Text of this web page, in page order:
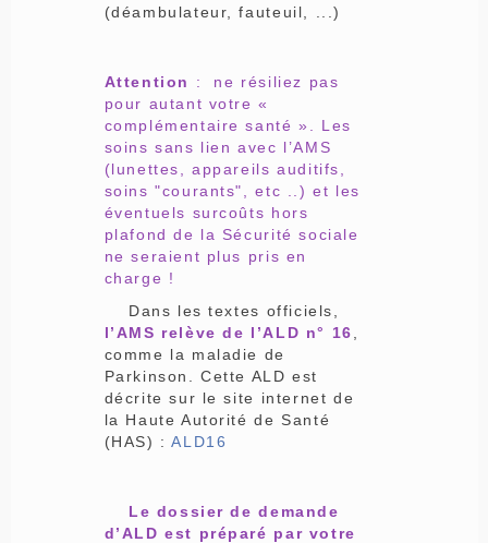
(déambulateur, fauteuil, ...)
Attention
: ne résiliez pas
pour autant votre «
complémentaire santé ». Les
soins sans lien avec l’AMS
(lunettes, appareils auditifs,
soins "courants", etc ..) et les
éventuels surcoûts hors
plafond de la Sécurité sociale
ne seraient plus pris en
charge !
Dans les textes officiels,
l’AMS relève de l’ALD n° 16
comme la maladie de
Parkinson. Cette ALD est
décrite sur le site internet de
la Haute Autorité de Santé
(HAS) :ALD16
Le dossier de demande
d’ALD est préparé par votre